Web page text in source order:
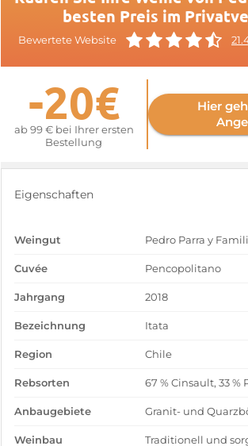
besten Preis im
Bewertete Website
-20€
ab 99 € bei Ihrer ersten
Bestellung
Hier
Eigenschaften
Weingut Pedro Parra y
Cuvée Pencopolitano
Jahrgang 2018
Bezeichnung Itata
Region Chile
Rebsorten 67 % Cinsault, 33 %
Anbaugebiete Granit- und
Weinbau Traditionell und